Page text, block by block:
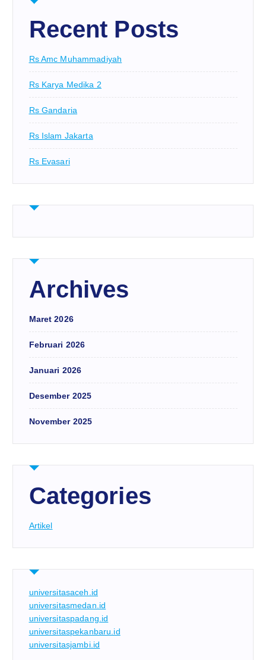
Recent Posts
Rs Amc Muhammadiyah
Rs Karya Medika 2
Rs Gandaria
Rs Islam Jakarta
Rs Evasari
Archives
Maret 2026
Februari 2026
Januari 2026
Desember 2025
November 2025
Categories
Artikel
universitasaceh.id
universitasmedan.id
universitaspadang.id
universitaspekanbaru.id
universitasjambi.id